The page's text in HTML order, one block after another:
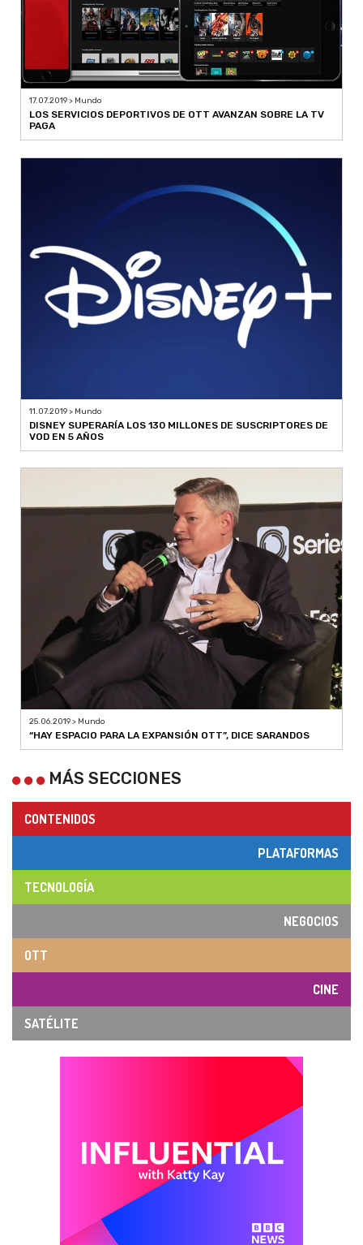
17.07.2019 > Mundo
LOS SERVICIOS DEPORTIVOS DE OTT AVANZAN SOBRE LA TV
PAGA
11.07.2019 > Mundo
DISNEY SUPERARÍA LOS 130 MILLONES DE SUSCRIPTORES DE
VOD EN 5 AÑOS
25.06.2019 > Mundo
“HAY ESPACIO PARA LA EXPANSIÓN OTT”, DICE SARANDOS
MÁS SECCIONES
CONTENIDOS
PLATAFORMAS
TECNOLOGÍA
NEGOCIOS
OTT
CINE
SATÉLITE